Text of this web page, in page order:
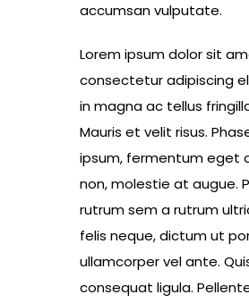
accumsan vulputate.
Lorem ipsum dolor sit
consectetur adipiscing
in magna ac tellus
Mauris et velit risus.
ipsum, fermentum eget
non, molestie at augue.
rutrum sem a rutrum
felis neque, dictum ut
ullamcorper vel ante.
consequat ligula.